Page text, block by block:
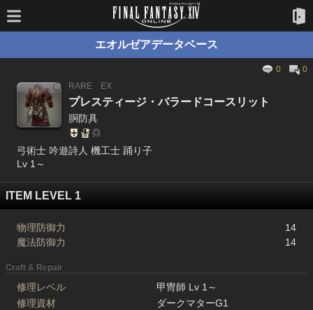
エオルゼアデータベース
0
0
RARE
EX
プレスティージ・バラードコースリット
胴防具
弓術士 吟遊詩人 機工士 踊り子
Lv 1～
ITEM LEVEL 1
物理防御力
14
魔法防御力
14
Craft & Repair
修理レベル
甲冑師 Lv 1～
修理資材
ダークマターG1